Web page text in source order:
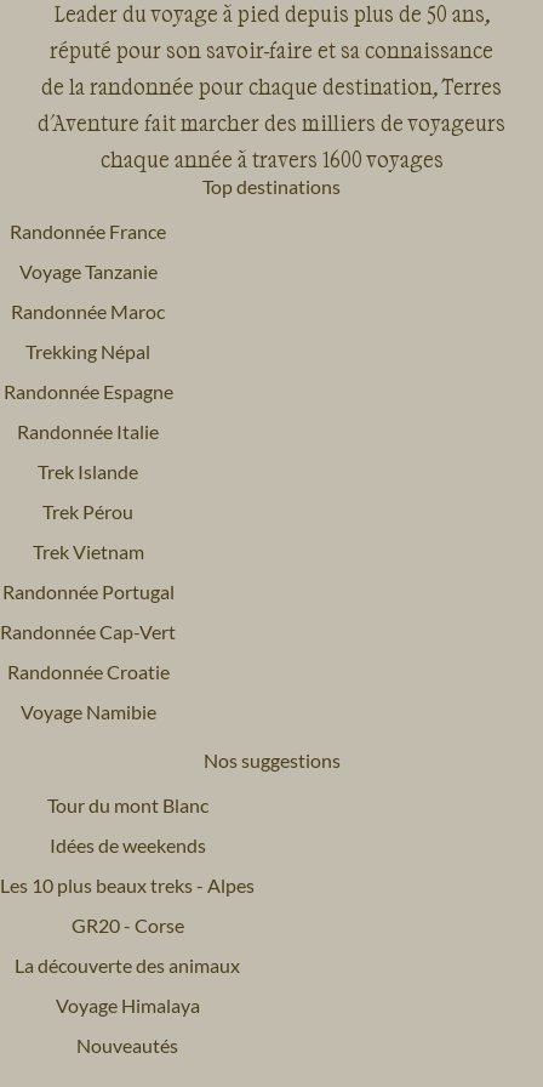
Leader du voyage à pied depuis plus de 50 ans,
réputé pour son savoir-faire et sa connaissance
de la randonnée pour chaque destination, Terres
d'Aventure fait marcher des milliers de voyageurs
chaque année à travers 1600 voyages
Top destinations
Randonnée France
Voyage Tanzanie
Randonnée Maroc
Trekking Népal
Randonnée Espagne
Randonnée Italie
Trek Islande
Trek Pérou
Trek Vietnam
Randonnée Portugal
Randonnée Cap-Vert
Randonnée Croatie
Voyage Namibie
Nos suggestions
Tour du mont Blanc
Idées de weekends
Les 10 plus beaux treks - Alpes
GR20 - Corse
La découverte des animaux
Voyage Himalaya
Nouveautés